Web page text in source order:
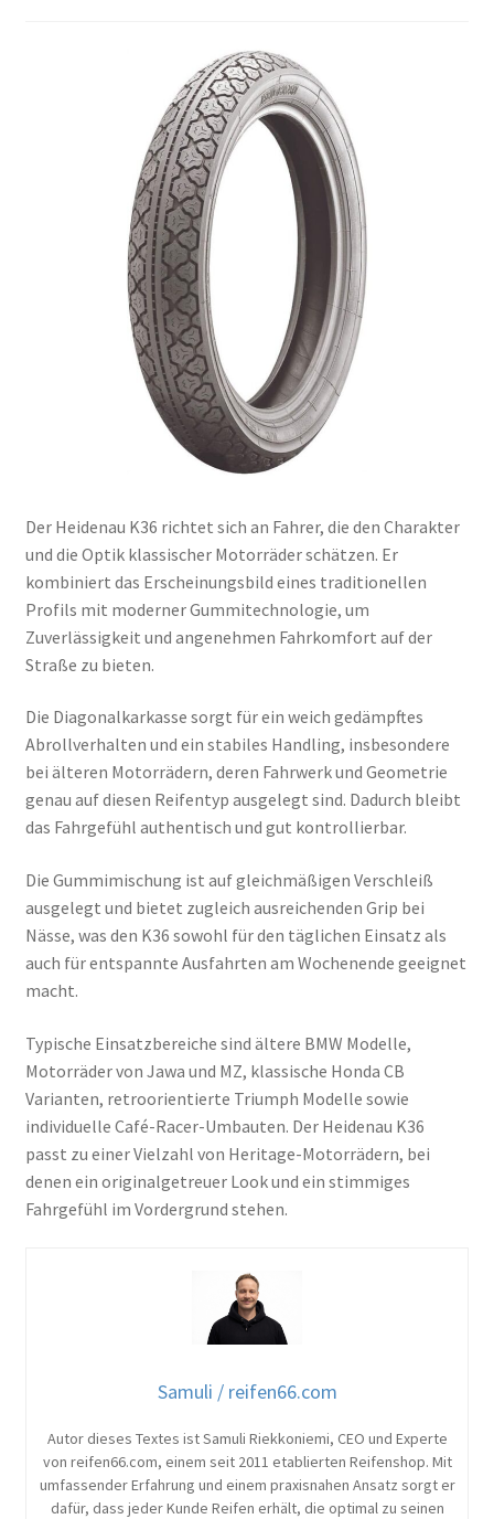
Der Heidenau K36 richtet sich an Fahrer, die den Charakter
und die Optik klassischer Motorräder schätzen. Er
kombiniert das Erscheinungsbild eines traditionellen
Profils mit moderner Gummitechnologie, um
Zuverlässigkeit und angenehmen Fahrkomfort auf der
Straße zu bieten.
Die Diagonalkarkasse sorgt für ein weich gedämpftes
Abrollverhalten und ein stabiles Handling, insbesondere
bei älteren Motorrädern, deren Fahrwerk und Geometrie
genau auf diesen Reifentyp ausgelegt sind. Dadurch bleibt
das Fahrgefühl authentisch und gut kontrollierbar.
Die Gummimischung ist auf gleichmäßigen Verschleiß
ausgelegt und bietet zugleich ausreichenden Grip bei
Nässe, was den K36 sowohl für den täglichen Einsatz als
auch für entspannte Ausfahrten am Wochenende geeignet
macht.
Typische Einsatzbereiche sind ältere BMW Modelle,
Motorräder von Jawa und MZ, klassische Honda CB
Varianten, retroorientierte Triumph Modelle sowie
individuelle Café-Racer-Umbauten. Der Heidenau K36
passt zu einer Vielzahl von Heritage-Motorrädern, bei
denen ein originalgetreuer Look und ein stimmiges
Fahrgefühl im Vordergrund stehen.
Samuli / reifen66.com
Autor dieses Textes ist Samuli Riekkoniemi, CEO und Experte
von reifen66.com, einem seit 2011 etablierten Reifenshop. Mit
umfassender Erfahrung und einem praxisnahen Ansatz sorgt er
dafür, dass jeder Kunde Reifen erhält, die optimal zu seinen